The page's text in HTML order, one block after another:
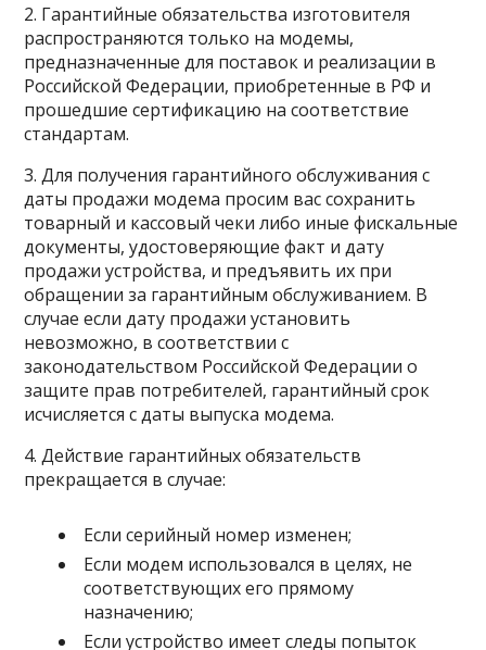
2. Гарантийные обязательства изготовителя
распространяются только на модемы,
предназначенные для поставок и реализации в
Российской Федерации, приобретенные в РФ и
прошедшие сертификацию на соответствие
стандартам.
3. Для получения гарантийного обслуживания с
даты продажи модема просим вас сохранить
товарный и кассовый чеки либо иные фискальные
документы, удостоверяющие факт и дату
продажи устройства, и предъявить их при
обращении за гарантийным обслуживанием. В
случае если дату продажи установить
невозможно, в соответствии с
законодательством Российской Федерации о
защите прав потребителей, гарантийный срок
исчисляется с даты выпуска модема.
4. Действие гарантийных обязательств
прекращается в случае:
Если серийный номер изменен;
Если модем использовался в целях, не
соответствующих его прямому
назначению;
Если устройство имеет следы попыток